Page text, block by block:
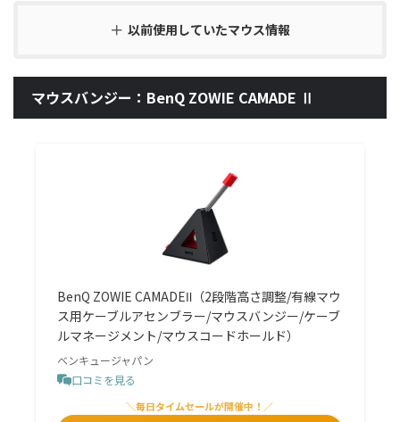
以前使用していたマウス情報
マウスバンジー：BenQ ZOWIE CAMADE Ⅱ
BenQ ZOWIE CAMADEⅡ（2段階高さ調整/有線マウ
ス用ケーブルアセンブラー/マウスバンジー/ケーブ
ルマネージメント/マウスコードホールド）
ベンキュージャパン
口コミを見る
＼毎日タイムセールが開催中！／